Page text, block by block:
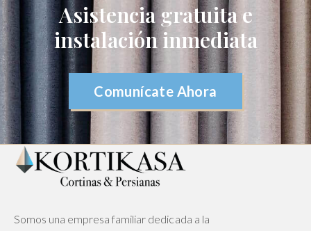
Asistencia gratuita e
instalación inmediata
Comunícate Ahora
Somos una empresa familiar dedicada a la